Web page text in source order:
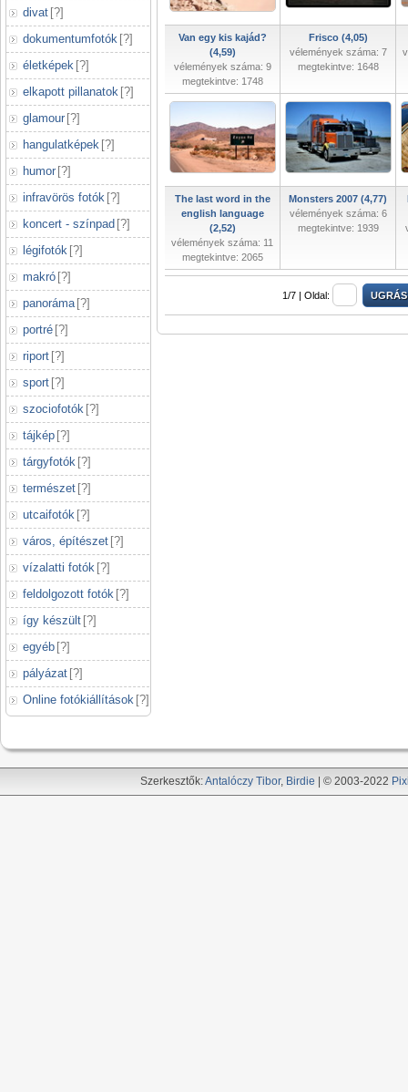
divat [?]
dokumentumfotók [?]
életképek [?]
elkapott pillanatok [?]
glamour [?]
hangulatképek [?]
humor [?]
infravörös fotók [?]
koncert - színpad [?]
légifotók [?]
makró [?]
panoráma [?]
portré [?]
riport [?]
sport [?]
szociofotók [?]
tájkép [?]
tárgyfotók [?]
természet [?]
utcaifotók [?]
város, építészet [?]
vízalatti fotók [?]
feldolgozott fotók [?]
így készült [?]
egyéb [?]
pályázat [?]
Online fotókiállítások [?]
Van egy kis kajád?
(4,59)
vélemények száma: 9
megtekintve: 1748
Frisco (4,05)
vélemények száma: 7
megtekintve: 1648
The last word in the
english language
(2,52)
vélemények száma: 11
megtekintve: 2065
Monsters 2007 (4,77)
vélemények száma: 6
megtekintve: 1939
1/7 | Oldal:
Szerkesztők:Antalóczy Tibor, Birdie | © 2003-2022